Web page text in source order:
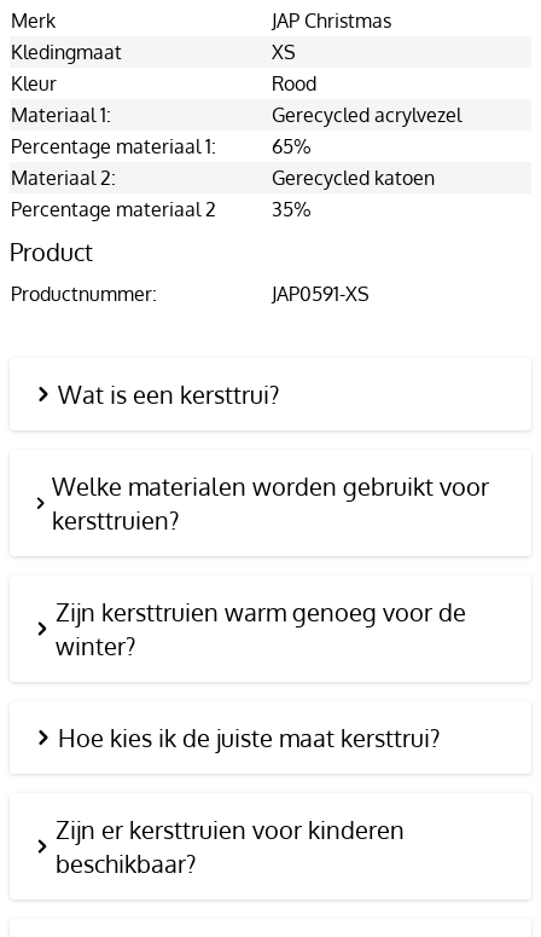
Merk
JAP Christmas
Kledingmaat
XS
Kleur
Rood
Materiaal 1:
Gerecycled acrylvezel
Percentage materiaal 1:
65%
Materiaal 2:
Gerecycled katoen
Percentage materiaal 2
35%
Product
Productnummer: JAP0591-XS
Wat is een kersttrui?
Welke materialen worden gebruikt voor
kersttruien?
Zijn kersttruien warm genoeg voor de
winter?
Hoe kies ik de juiste maat kersttrui?
Zijn er kersttruien voor kinderen
beschikbaar?